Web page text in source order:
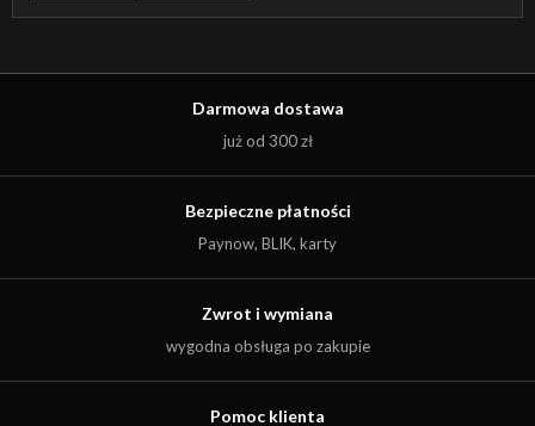
Darmowa dostawa
już od 300 zł
Bezpieczne płatności
Paynow, BLIK, karty
Zwrot i wymiana
wygodna obsługa po zakupie
Pomoc klienta